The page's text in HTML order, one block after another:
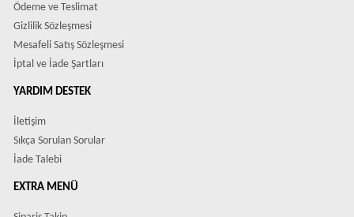
Ödeme ve Teslimat
Gizlilik Sözleşmesi
Mesafeli Satış Sözleşmesi
İptal ve İade Şartları
YARDIM DESTEK
İletişim
Sıkça Sorulan Sorular
İade Talebi
EXTRA MENÜ